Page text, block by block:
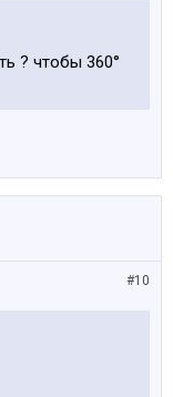
? чтобы 360°
#10